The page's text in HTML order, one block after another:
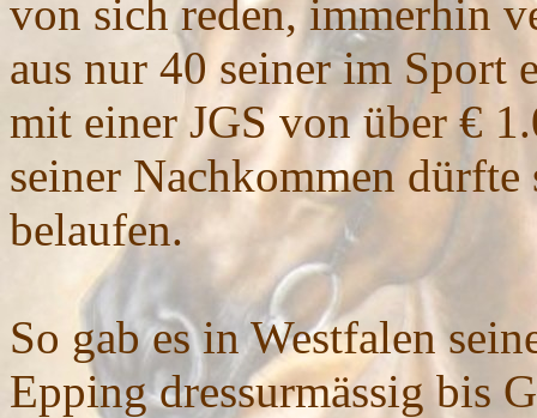
von sich reden, immerhin
aus nur 40 seiner im Sport
mit einer JGS von über €
seiner Nachkommen
belaufen.
So gab es in Westfalen
Epping dressurmässig bis